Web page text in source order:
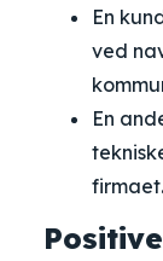
En
ved
En
firmaet.